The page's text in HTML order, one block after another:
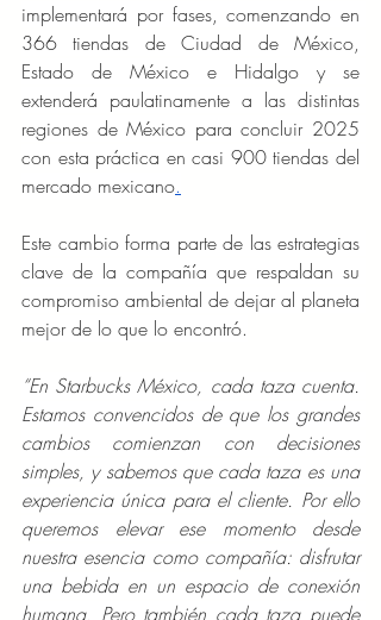
implementará por fases, comenzando en
366 tiendas de Ciudad de México,
Estado de México e Hidalgo y se
extenderá paulatinamente a las distintas
regiones de México para concluir 2025
con esta práctica en casi 900 tiendas del
mercado mexicano.
Este cambio forma parte de las estrategias
clave de la compañía que respaldan su
compromiso ambiental de dejar al planeta
mejor de lo que lo encontró.
“En Starbucks México, cada taza cuenta.
Estamos convencidos de que los grandes
cambios comienzan con decisiones
simples, y sabemos que cada taza es una
experiencia única para el cliente. Por ello
queremos elevar ese momento desde
nuestra esencia como compañía: disfrutar
una bebida en un espacio de conexión
humana. Pero también cada taza puede